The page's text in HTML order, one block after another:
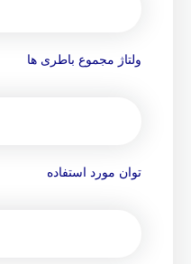
ولتاژ مجموع باطری ها
توان مورد استفاده